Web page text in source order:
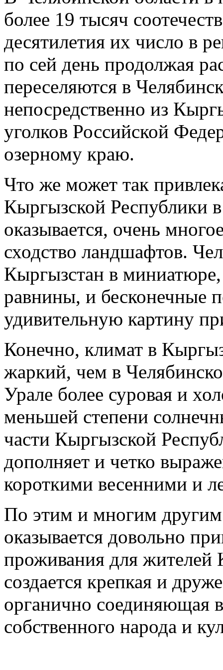
более 19 тысяч
десятилетия их число в
по сей день продолжая
переселяются в
непосредственно из
уголков Российской
озерному краю.
Что же может так
Кыргызской Республики
оказывается, очень
сходство ландшафтов.
Кыргызстан в миниатюре,
равнины, и бесконечные
удивительную картину
Конечно, климат в
жаркий, чем в
Урале более суровая и
меньшей степени
части Кыргызской
дополняет и четко
короткими весенними и
По этим и многим
оказывается довольно
проживания для жителей
создается крепкая и
органично соединяющая
собственного народа и